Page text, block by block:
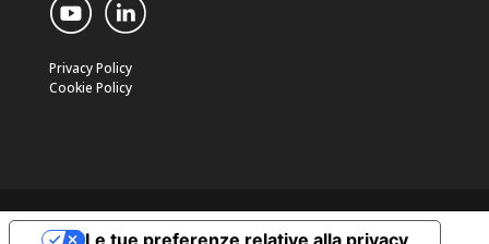
Privacy Policy
Cookie Policy